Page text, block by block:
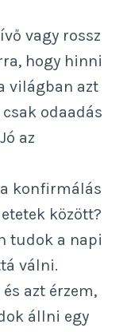
vagy rossz
hogy hinni
világban azt
odaadás
az
konfirmálás
között?
tudok a napi
válni.
azt érzem,
állni egy